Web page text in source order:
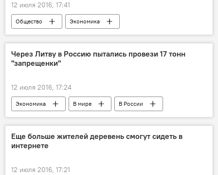
12 июля 2016, 17:41
Общество
Экономика
Предприятия Литвы: быстрее, выше, сильнее
Поваренные книги всех стран, объединяйтесь
Через Литву в Россию пытались провези 17 тонн
"запрещенки"
12 июля 2016, 17:24
Экономика В мире
В России
Дела приграничные: Калининград
Санкции против России: палка о двух концах
Еще больше жителей деревень смогут сидеть в
интернете
12 июля 2016, 17:21